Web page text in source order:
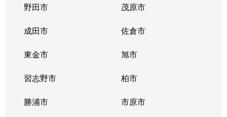
野田市 茂原市
成田市 佐倉市
東金市 旭市
習志野市 柏市
勝浦市 市原市